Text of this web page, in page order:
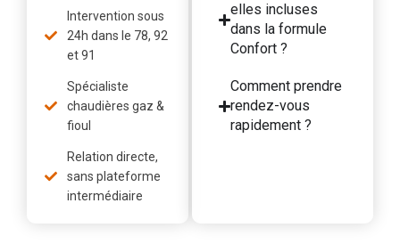
Intervention sous
24h dans le 78, 92
et 91
Spécialiste
chaudières gaz &
fioul
Relation directe,
sans plateforme
intermédiaire
elles incluses
dans la formule
Confort ?
Comment prendre
rendez-vous
rapidement ?